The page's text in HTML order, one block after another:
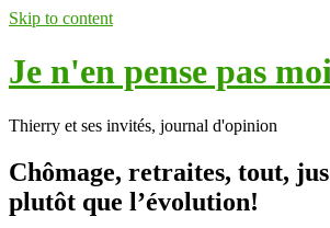
Skip to content
Je n'en pense pas
Thierry et ses invités, journal d'opinion
Chômage, retraites, tout,
plutôt que l’évolution!